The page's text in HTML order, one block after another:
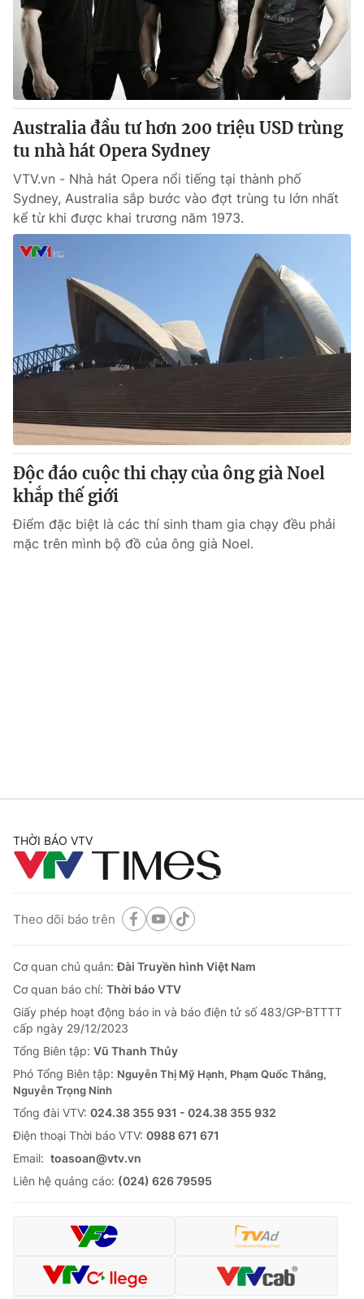
Australia đầu tư hơn 200 triệu USD trùng
tu nhà hát Opera Sydney
VTV.vn - Nhà hát Opera nổi tiếng tại thành phố
Sydney, Australia sắp bước vào đợt trùng tu lớn nhất
kể từ khi được khai trương năm 1973.
Độc đáo cuộc thi chạy của ông già Noel
khắp thế giới
Điểm đặc biệt là các thí sinh tham gia chạy đều phải
mặc trên mình bộ đồ của ông già Noel.
THỜI BÁO VTV
Theo dõi báo trên
Cơ quan chủ quản:Đài Truyền hình Việt Nam
Cơ quan báo chí: Thời báo VTV
Giấy phép hoạt động báo in và báo điện tử số 483/GP-BTTTT
cấp ngày 29/12/2023
Tổng Biên tập: Vũ Thanh Thủy
Phó Tổng Biên tập: Nguyễn Thị Mỹ Hạnh, Phạm Quốc Thắng,
Nguyễn Trọng Ninh
Tổng đài VTV: 024.38 355 931 - 024.38 355 932
Ðiện thoại Thời báo VTV: 0988 671 671
Email: toasoan@vtv.vn
Liên hệ quảng cáo: (024) 626 79595